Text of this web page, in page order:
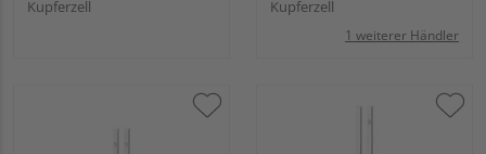
Kupferzell Kupferzell
1 weiterer Händler